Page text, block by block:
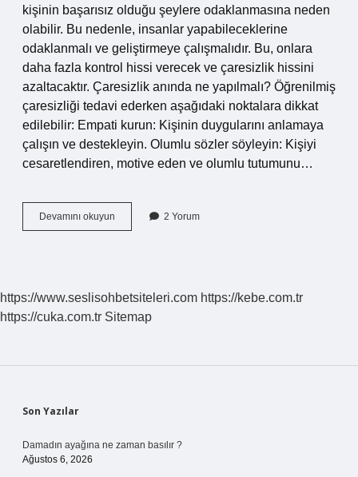
kişinin başarısız olduğu şeylere odaklanmasına neden
olabilir. Bu nedenle, insanlar yapabileceklerine
odaklanmalı ve geliştirmeye çalışmalıdır. Bu, onlara
daha fazla kontrol hissi verecek ve çaresizlik hissini
azaltacaktır. Çaresizlik anında ne yapılmalı? Öğrenilmiş
çaresizliği tedavi ederken aşağıdaki noktalara dikkat
edilebilir: Empati kurun: Kişinin duygularını anlamaya
çalışın ve destekleyin. Olumlu sözler söyleyin: Kişiyi
cesaretlendiren, motive eden ve olumlu tutumunu…
Devamını okuyun Öğrenilmiş
Çaresizlik
2 Yorum
https://www.seslisohbetsiteleri.com https://kebe.com.tr
https://cuka.com.tr Sitemap
Sidebar
Son Yazılar
Damadın ayağına ne zaman basılır ?
Ağustos 6, 2026